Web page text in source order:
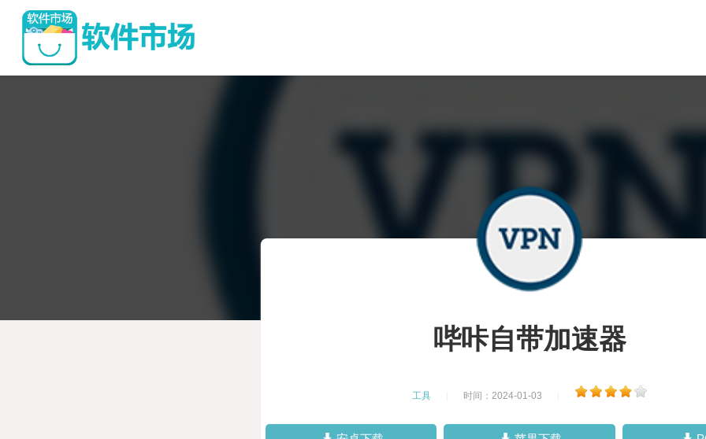
哔咔自带加速器
工具 时间：2024-01-03